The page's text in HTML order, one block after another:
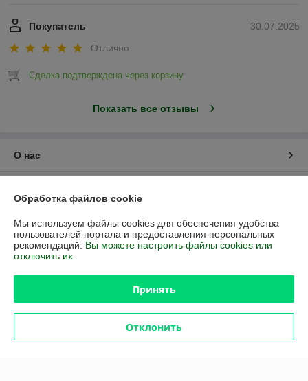
30.07.2025
Покупатель
Отлично
Сделка подтверждена через корзину
Показать все отзывы
О нас
Доставка и оплата
График работы
Политика обработки cookies
Обработка файлов cookie
Мы используем файлы cookies для обеспечения удобства
пользователей портала и предоставления персональных
рекомендаций. Вы можете настроить файлы cookies или
отключить их.
Принять
Отклонить